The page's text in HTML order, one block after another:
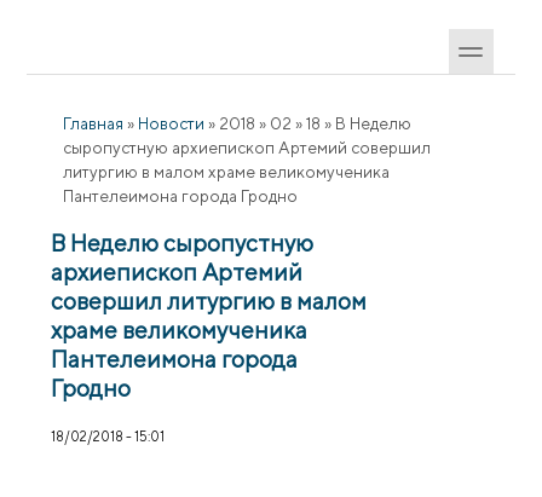
Главная » Новости » 2018 » 02 » 18 » В Неделю
сыропустную архиепископ Артемий совершил
литургию в малом храме великомученика
Пантелеимона города Гродно
В Неделю сыропустную
архиепископ Артемий
совершил литургию в малом
храме великомученика
Пантелеимона города
Гродно
18/02/2018 - 15:01